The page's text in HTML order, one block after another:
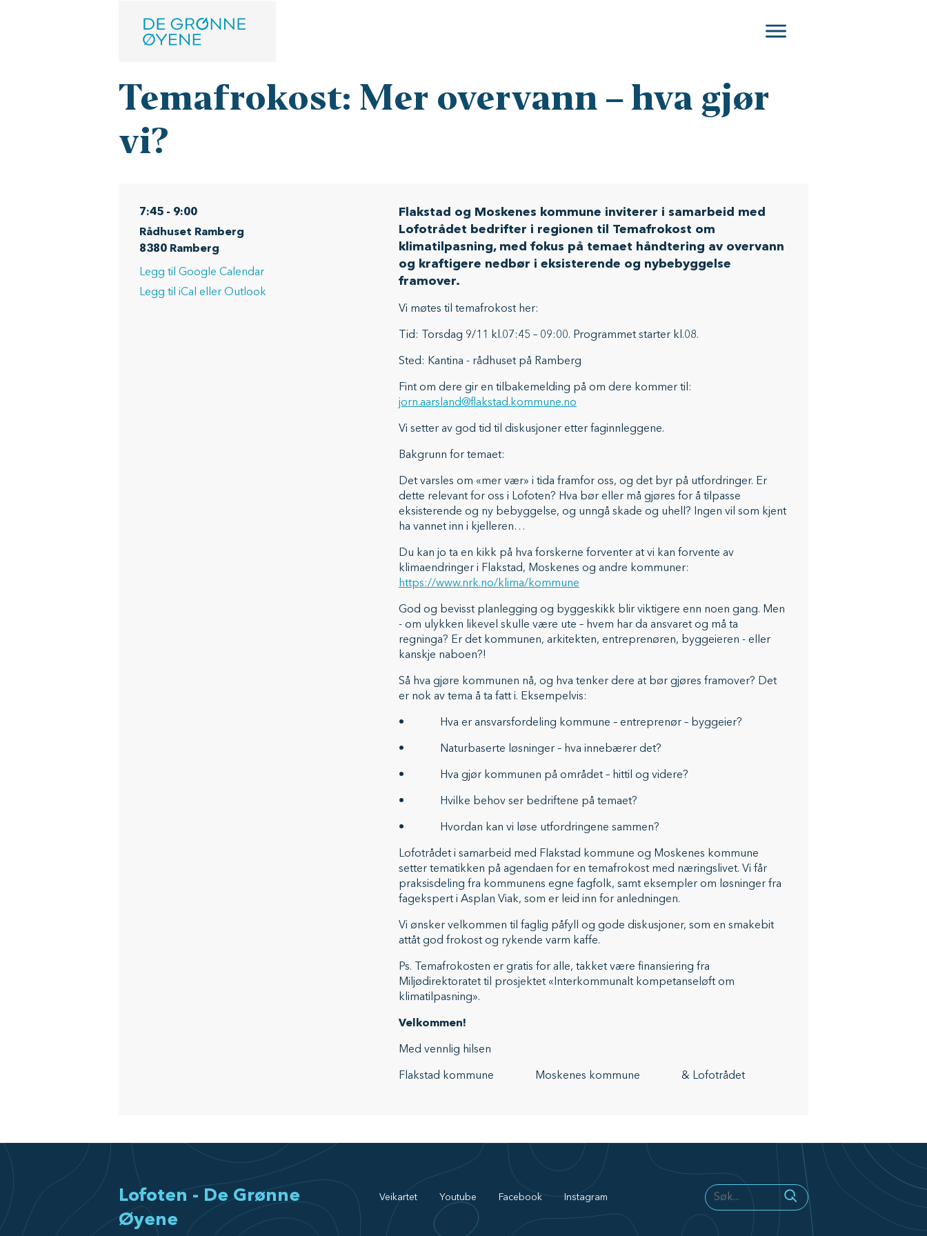
Temafrokost: Mer overvann – hva gjør
vi?
7:45 - 9:00
Rådhuset Ramberg
8380 Ramberg
Legg til Google Calendar
Legg til iCal eller Outlook
Flakstad og Moskenes kommune inviterer i samarbeid med
Lofotrådet bedrifter i regionen til Temafrokost om
klimatilpasning, med fokus på temaet håndtering av overvann
og kraftigere nedbør i eksisterende og nybebyggelse
framover.
Vi møtes til temafrokost her:
Tid: Torsdag 9/11 kl.07:45 – 09:00. Programmet starter kl.08.
Sted: Kantina - rådhuset på Ramberg
Fint om dere gir en tilbakemelding på om dere kommer til:
jorn.aarsland@flakstad.kommune.no
Vi setter av god tid til diskusjoner etter faginnleggene.
Bakgrunn for temaet:
Det varsles om «mer vær» i tida framfor oss, og det byr på utfordringer. Er
dette relevant for oss i Lofoten? Hva bør eller må gjøres for å tilpasse
eksisterende og ny bebyggelse, og unngå skade og uhell? Ingen vil som kjent
ha vannet inn i kjelleren…
Du kan jo ta en kikk på hva forskerne forventer at vi kan forvente av
klimaendringer i Flakstad, Moskenes og andre kommuner:
https://www.nrk.no/klima/kommune
God og bevisst planlegging og byggeskikk blir viktigere enn noen gang. Men
- om ulykken likevel skulle være ute – hvem har da ansvaret og må ta
regninga? Er det kommunen, arkitekten, entreprenøren, byggeieren - eller
kanskje naboen?!
Så hva gjøre kommunen nå, og hva tenker dere at bør gjøres framover? Det
er nok av tema å ta fatt i. Eksempelvis:
• Hva er ansvarsfordeling kommune – entreprenør – byggeier?
• Naturbaserte løsninger – hva innebærer det?
• Hva gjør kommunen på området – hittil og videre?
• Hvilke behov ser bedriftene på temaet?
• Hvordan kan vi løse utfordringene sammen?
Lofotrådet i samarbeid med Flakstad kommune og Moskenes kommune
setter tematikken på agendaen for en temafrokost med næringslivet. Vi får
praksisdeling fra kommunens egne fagfolk, samt eksempler om løsninger fra
fagekspert i Asplan Viak, som er leid inn for anledningen.
Vi ønsker velkommen til faglig påfyll og gode diskusjoner, som en smakebit
attåt god frokost og rykende varm kaffe.
Ps. Temafrokosten er gratis for alle, takket være finansiering fra
Miljødirektoratet til prosjektet «Interkommunalt kompetanseløft om
klimatilpasning».
Velkommen!
Med vennlig hilsen
Flakstad kommune Moskenes kommune​ & ​Lofotrådet
Lofoten - De Grønne
Øyene
Veikartet Youtube Facebook Instagram